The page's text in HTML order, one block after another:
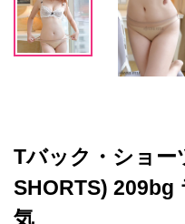
Tバック・ショー
SHORTS) 209bg
気